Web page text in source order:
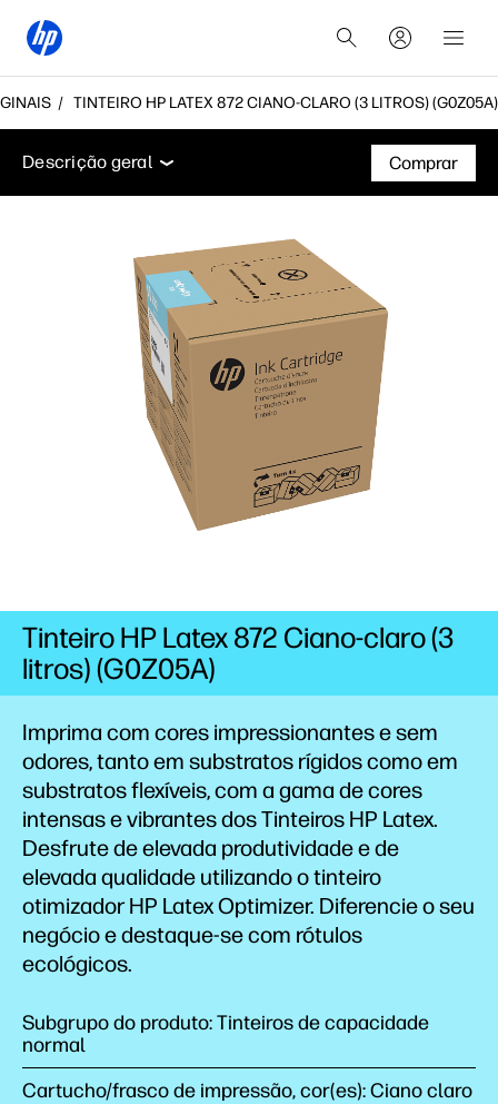
TINTEIRO HP LATEX 872 CIANO-CLARO (3 LITROS) (G0Z05A)
Descrição geral
Suporte
Descrição geral
Comprar
Imprima com cores impressionantes e sem
odores, tanto em substratos rígidos como em
substratos flexíveis, com a gama de cores
intensas e vibrantes dos Tinteiros HP Latex.
Desfrute de elevada produtividade e de
elevada qualidade utilizando o tinteiro
otimizador HP Latex Optimizer. Diferencie o seu
negócio e destaque-se com rótulos
ecológicos.
Subgrupo do produto: Tinteiros de capacidade
normal
Cartucho/frasco de impressão, cor(es): Ciano claro
Tinteiro HP Latex 872 Ciano-claro (3
litros) (G0Z05A)